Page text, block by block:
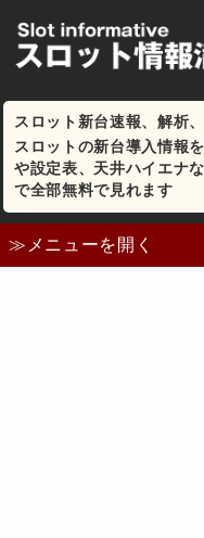
スロット新台速報、解析
スロットの新台導入情報
や設定表、天井ハイエナ
で全部無料で見れます
≫メニューを開く